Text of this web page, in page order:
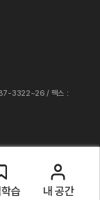
3322~26 / 팩스 :
습 내 공간